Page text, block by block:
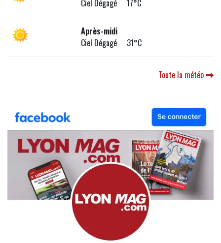
Ciel Dégagé 17°C
Après-midi
Ciel Dégagé 31°C
Toute la météo